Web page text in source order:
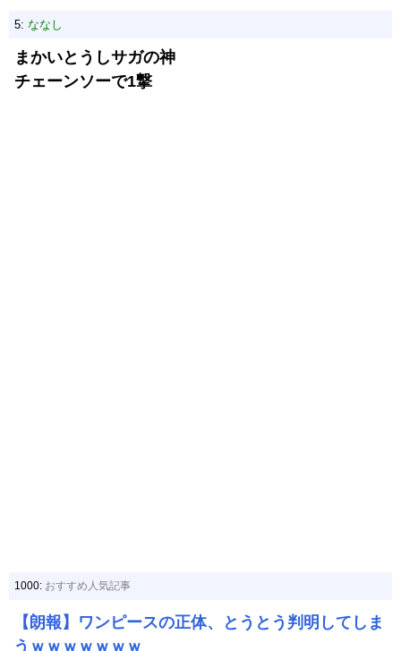
5: ななし
まかいとうしサガの神
チェーンソーで1撃
1000: おすすめ人気記事
【朗報】ワンピースの正体、とうとう判明してしま
うｗｗｗｗｗｗｗ